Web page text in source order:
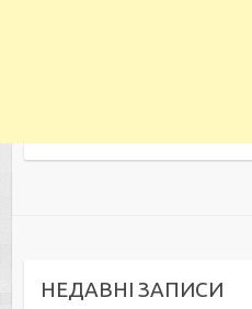
НЕДАВНІ ЗАПИСИ